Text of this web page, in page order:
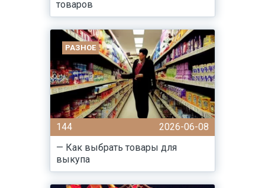
товаров
РАЗНОЕ
144
2026-06-08
— Как выбрать товары для
выкупа